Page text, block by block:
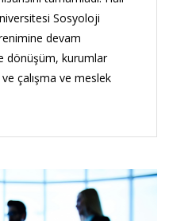
Sosyoloji
devam
dönüşüm, kurumlar
çalışma ve meslek